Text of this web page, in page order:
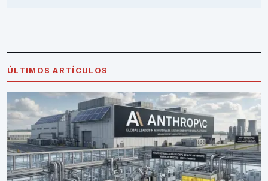
ÚLTIMOS ARTÍCULOS